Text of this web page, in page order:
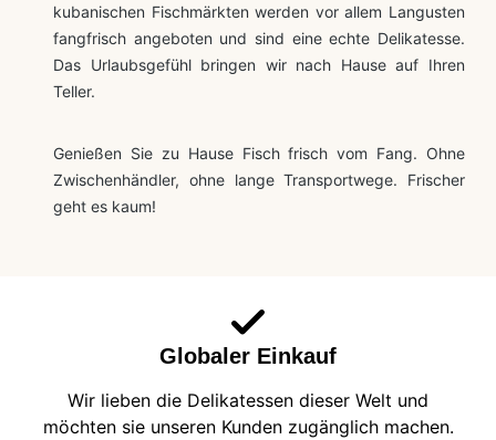
kubanischen Fischmärkten werden vor allem Langusten
fangfrisch angeboten und sind eine echte Delikatesse.
Das Urlaubsgefühl bringen wir nach Hause auf Ihren
Teller.
Genießen Sie zu Hause Fisch frisch vom Fang. Ohne
Zwischenhändler, ohne lange Transportwege. Frischer
geht es kaum!
Globaler Einkauf
Wir lieben die Delikatessen dieser Welt und
möchten sie unseren Kunden zugänglich machen.